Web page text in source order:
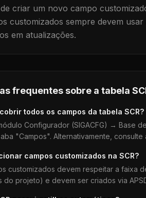
criar um novo campo
customizados sempre devem
em atualizações.
frequentes sobre a tabela
todos os campos da tabela SCR?
Configurador (SIGACFG) → Base
"Campos". Alternativamente, consulte
campos customizados na SCR?
customizados devem respeitar a faixa
do projeto) e devem ser criados via